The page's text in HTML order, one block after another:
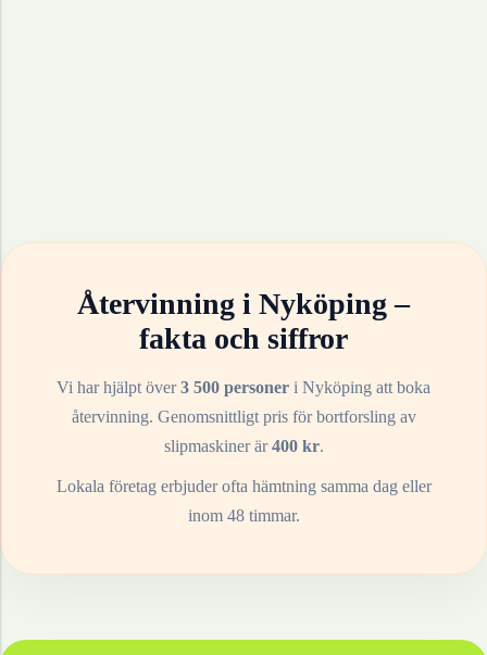
Återvinning i Nyköping–
fakta och siffror
Vi har hjälpt över3 500 personer i Nyköping att boka
återvinning. Genomsnittligt pris för bortforsling av
slipmaskinerär400kr.
Lokala företag erbjuder ofta hämtning samma dag eller
inom 48 timmar.